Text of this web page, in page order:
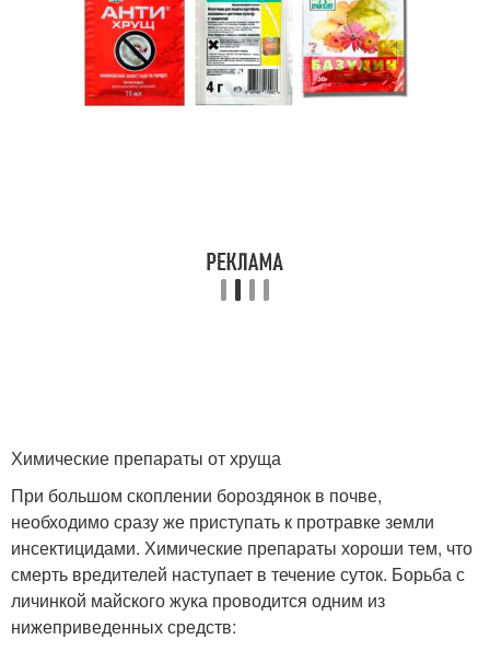
Химические препараты от хруща
При большом скоплении бороздянок в почве,
необходимо сразу же приступать к протравке земли
инсектицидами. Химические препараты хороши тем, что
смерть вредителей наступает в течение суток. Борьба с
личинкой майского жука проводится одним из
нижеприведенных средств: